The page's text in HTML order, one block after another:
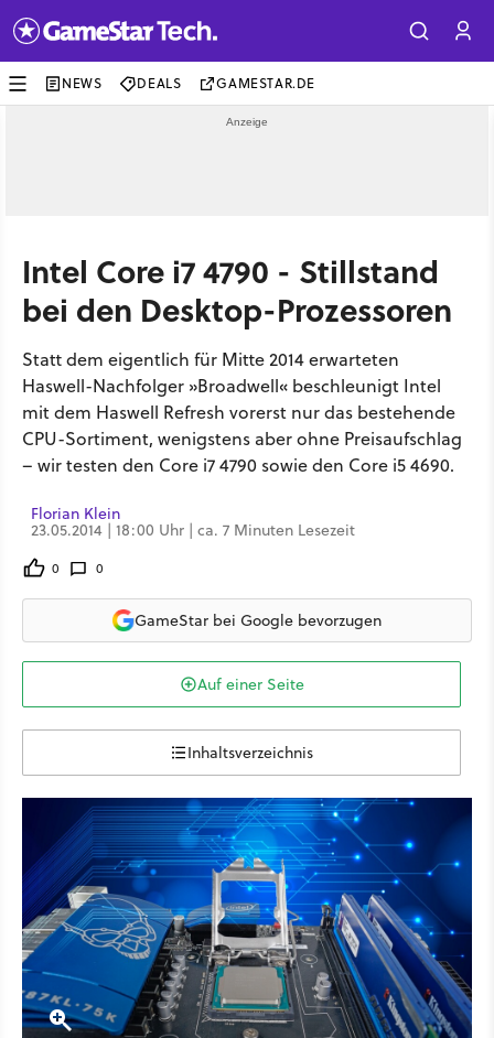
NEWS DEALS GAMESTAR.DE
Intel Core i7 4790 - Stillstand
bei den Desktop-Prozessoren
Statt dem eigentlich für Mitte 2014 erwarteten
Haswell-Nachfolger »Broadwell« beschleunigt Intel
mit dem Haswell Refresh vorerst nur das bestehende
CPU-Sortiment, wenigstens aber ohne Preisaufschlag
– wir testen den Core i7 4790 sowie den Core i5 4690.
Florian Klein
23.05.2014 | 18:00 Uhr | ca. 7 Minuten Lesezeit
0 0
GameStar bei Google bevorzugen
Auf einer Seite
Inhaltsverzeichnis